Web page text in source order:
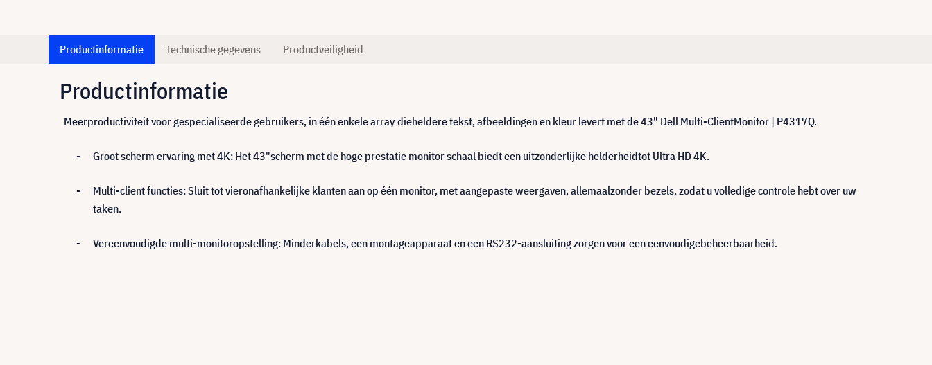
Productinformatie Technische gegevens Productveiligheid
Productinformatie
Meerproductiviteit voor gespecialiseerde gebruikers, in één enkele array dieheldere tekst, afbeeldingen en kleur levert met de 43" Dell Multi-ClientMonitor | P4317Q.
- Groot scherm ervaring met 4K: Het 43"scherm met de hoge prestatie monitor schaal biedt een uitzonderlijke helderheidtot Ultra HD 4K.
-
Multi-client functies: Sluit tot vieronafhankelijke klanten aan op één monitor, met aangepaste weergaven, allemaalzonder bezels, zodat u volledige controle hebt over uw
taken.
- Vereenvoudigde multi-monitoropstelling: Minderkabels, een montageapparaat en een RS232-aansluiting zorgen voor een eenvoudigebeheerbaarheid.